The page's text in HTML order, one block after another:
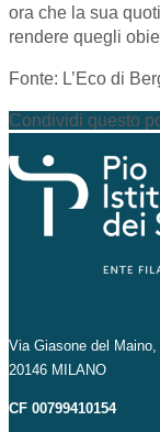
ora che la sua
rendere quegli
Fonte: L’Eco di
Condividi questo
Via Giasone del Maino,
20146 MILANO
CF 00799410154